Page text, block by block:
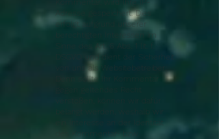
Adresse gespeichert. Dies
erfolgt aufgrund unserer
Sinne des Art. 6 Abs. 1 lit. f.
DSGVO und dient der Sicherheit
von uns als Websitebetreiber:
Denn sollte Ihr Kommentar
ein Interesse an der Identität
des Kommentar- bzw.